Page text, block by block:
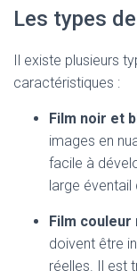
Les types
Il existe plusieurs
caractéristiques :
Film noir et
images en
facile à
large
Film couleur
doivent être
réelles. Il est